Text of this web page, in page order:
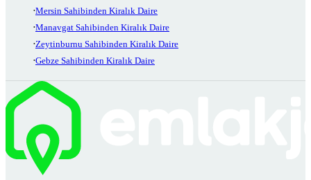
Mersin Sahibinden Kiralık Daire
Manavgat Sahibinden Kiralık Daire
Zeytinburnu Sahibinden Kiralık Daire
Gebze Sahibinden Kiralık Daire